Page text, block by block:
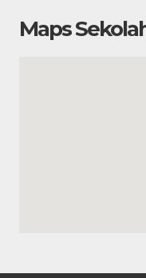
Maps